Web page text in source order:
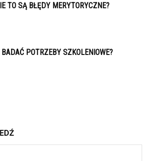
TO SĄ BŁĘDY MERYTORYCZNE?
POTRZEBY SZKOLENIOWE?